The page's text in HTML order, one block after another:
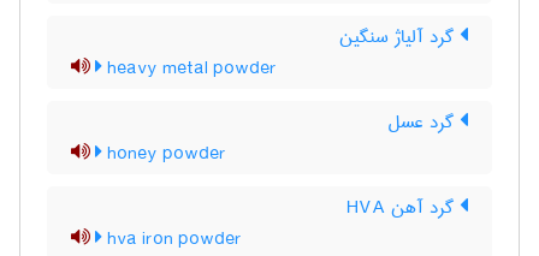
گرد آلیاژ سنگین
heavy metal powder
گرد عسل
honey powder
گرد آهن HVA
hva iron powder